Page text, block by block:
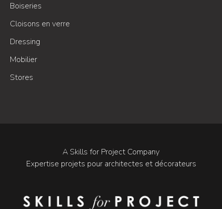
Boiseries
Cloisons en verre
Dressing
Mobilier
Stores
A Skills for Project Company
Expertise projets pour architectes et décorateurs